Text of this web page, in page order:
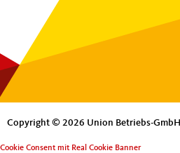
Copyright © 2026 Union Betriebs-GmbH
Cookie Consent mit Real Cookie Banner